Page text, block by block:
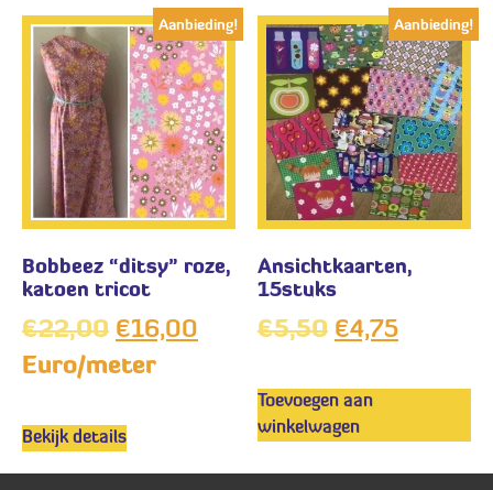
Aanbieding!
Bobbeez “ditsy” roze,
katoen tricot
€22,00 €16,00
Euro/meter
Bekijk details
Aanbieding!
Ansichtkaarten,
15stuks
€5,50 €4,75
Toevoegen aan
winkelwagen